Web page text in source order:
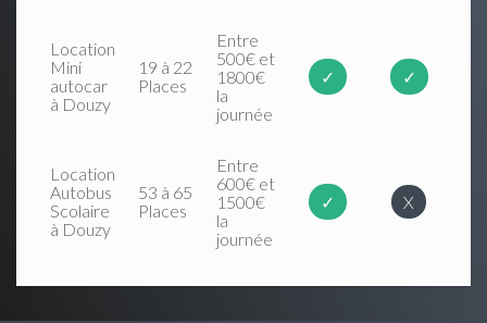
Location
Mini
autocar
à Douzy
19 à 22
Places
Entre
500€ et
1800€
la
journée
✓ ✓
Location
Autobus
Scolaire
à Douzy
53 à 65
Places
Entre
600€ et
1500€
la
journée
✓ X